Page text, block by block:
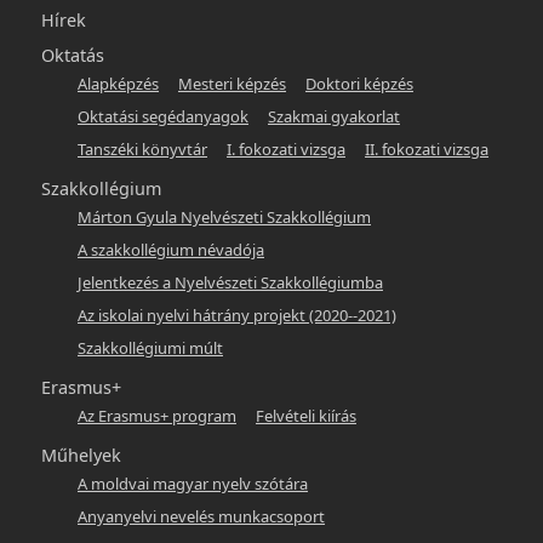
Hírek
Oktatás
Alapképzés Mesteri képzés
Doktori képzés
Oktatási segédanyagok
Szakmai gyakorlat
Tanszéki könyvtár
I. fokozati vizsga II. fokozati vizsga
Szakkollégium
Márton Gyula Nyelvészeti Szakkollégium
A szakkollégium névadója
Jelentkezés a Nyelvészeti Szakkollégiumba
Az iskolai nyelvi hátrány projekt (2020--2021)
Szakkollégiumi múlt
Erasmus+
Az Erasmus+ program Felvételi kiírás
Műhelyek
A moldvai magyar nyelv szótára
Anyanyelvi nevelés munkacsoport